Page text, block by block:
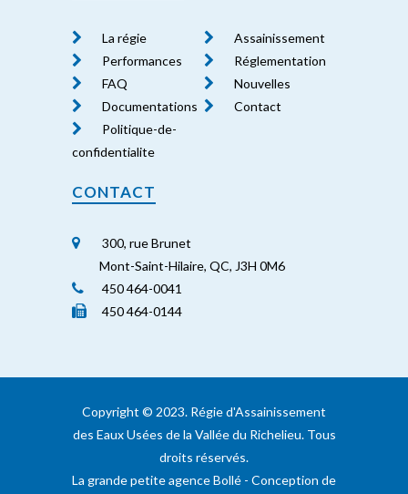
La régie
Assainissement
Performances
Réglementation
FAQ
Nouvelles
Documentations
Contact
Politique-de-
confidentialite
CONTACT
300, rue Brunet
Mont-Saint-Hilaire, QC, J3H 0M6
450 464-0041
450 464-0144
Copyright ©️ 2023. Régie d'Assainissement
des Eaux Usées de la Vallée du Richelieu. Tous
droits réservés.
La grande petite agence Bollé - Conception de